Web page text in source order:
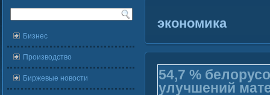
Бизнес
Производство
Биржевые новости
экономика
54,7 %
улучшений